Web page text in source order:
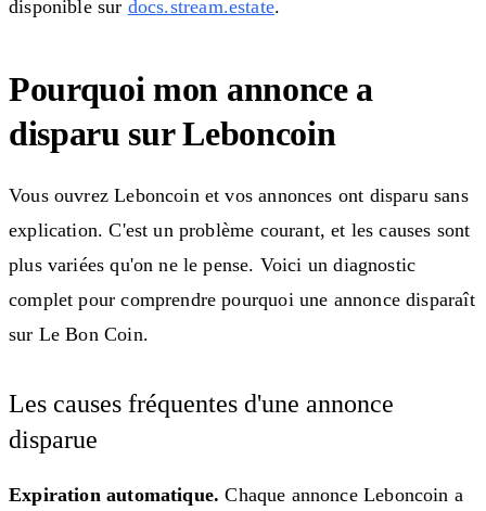
disponible sur docs.stream.estate.
Pourquoi mon annonce a
disparu sur Leboncoin
Vous ouvrez Leboncoin et vos annonces ont disparu sans
explication. C'est un problème courant, et les causes sont
plus variées qu'on ne le pense. Voici un diagnostic
complet pour comprendre pourquoi une annonce disparaît
sur Le Bon Coin.
Les causes fréquentes d'une annonce
disparue
Expiration automatique. Chaque annonce Leboncoin a